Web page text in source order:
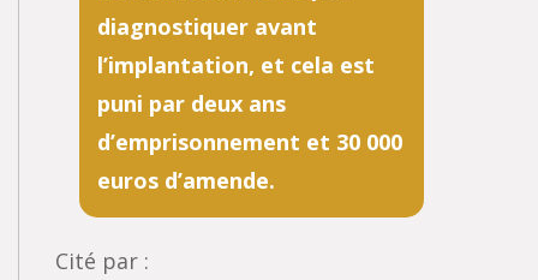
diagnostiquer avant
l’implantation, et cela est
puni par deux ans
d’emprisonnement et 30 000
euros d’amende.
Cité par :